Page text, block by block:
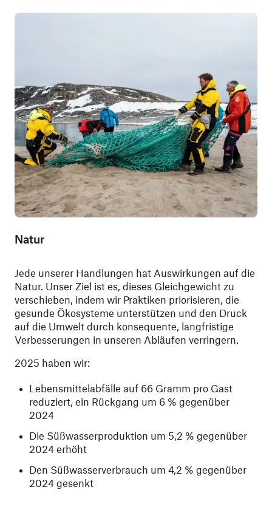
Natur
Jede unserer Handlungen hat Auswirkungen auf die
Natur. Unser Ziel ist es, dieses Gleichgewicht zu
verschieben, indem wir Praktiken priorisieren, die
gesunde Ökosysteme unterstützen und den Druck
auf die Umwelt durch konsequente, langfristige
Verbesserungen in unseren Abläufen verringern.
2025 haben wir:
Lebensmittelabfälle auf 66 Gramm pro Gast
reduziert, ein Rückgang um 6 % gegenüber
2024
Die Süßwasserproduktion um 5,2 % gegenüber
2024 erhöht
Den Süßwasserverbrauch um 4,2 % gegenüber
2024 gesenkt